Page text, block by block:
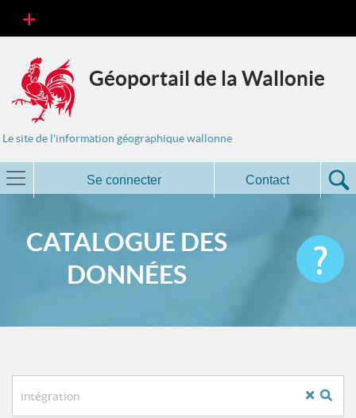
Géoportail de la Wallonie
Le site de l'information géographique wallonne
Se connecter Contact
CATALOGUE DES
DONNÉES